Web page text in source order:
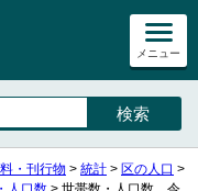
メニュー
・刊行物 > 統計 > 区の人口 >